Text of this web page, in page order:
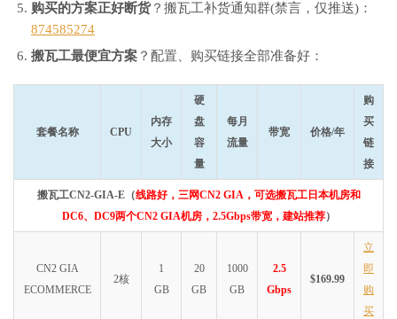
购买的方案正好断货？搬瓦工补货通知群(禁言，仅推送)：
874585274
搬瓦工最便宜方案 ？配置、购买链接全部准备好：
套餐名称 CPU
内存
大小
硬
盘
容
量
每月
流量
带宽 价格/年
购
买
链
接
搬瓦工CN2-GIA-E（线路好，三网CN2 GIA，可选搬瓦工日本机房和
DC6、DC9两个CN2 GIA机房，2.5Gbps带宽，建站推荐）
CN2 GIA
ECOMMERCE
2核
1
GB
20
GB
1000
GB
2.5
Gbps
$169.99
立
即
购
买